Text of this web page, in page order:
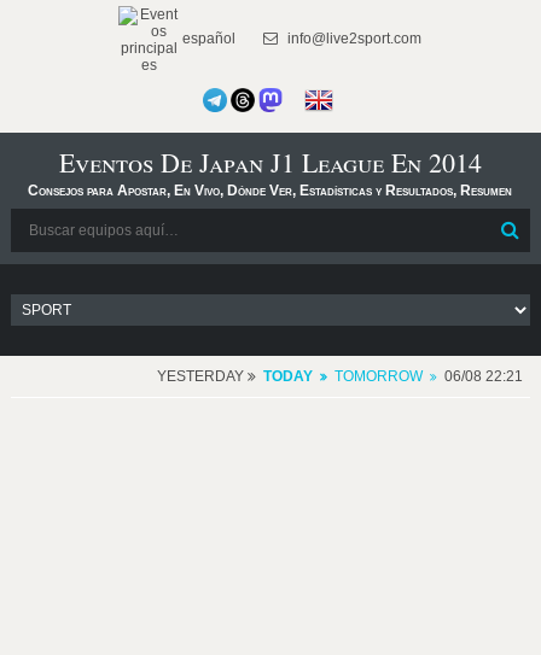
español info@live2sport.com
Eventos De Japan J1 League En 2014
Consejos para Apostar, En Vivo, Dónde Ver, Estadísticas y Resultados, Resumen
YESTERDAY TODAY TOMORROW 06/08 22:21